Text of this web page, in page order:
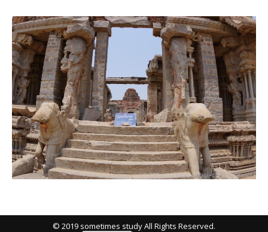
© 2019 sometimes study All Rights Reserved.